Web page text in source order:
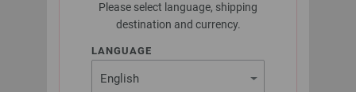
Please select language, shipping
destination and currency.
LANGUAGE
UNION KNOPF
UNION KNOPF
450731/14MM